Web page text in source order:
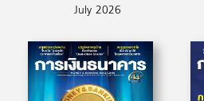
July 2026